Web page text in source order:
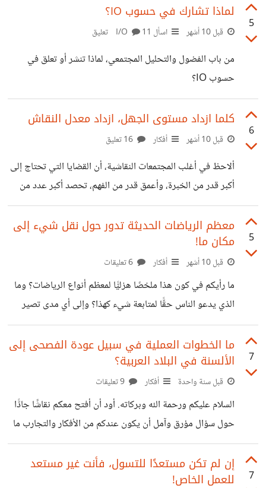
مررت بتجربة سابقة، أو حالية، بأن تعمل في حسوب كمحرّك
للنقاشات؟
5
لماذا تشارك في حسوب IO؟
قبل 10 أشهر اسأل I/O 11 تعليق
من باب الفضول والتحليل المجتمعي، لماذا تنشر أو تعلق في
حسوب IO؟
6
كلما ازداد مستوى الجهل، ازداد معدل النقاش
قبل 10 أشهر أفكار
ألاحظ في أغلب المجتمعات النقاشية، أن القضايا التي تحتاج إلى
أكبر قدر من الخبرة، وأعمق قدر من الفهم، تحصد أكبر عدد من
التعليقات، وكأنها متاحة الفهم والاستيعاب للجميع! ولو أن خبيرًا
دقق في التعليقات ومستوى الجهل والخلل المنطقي في بناء
العبارات هنا وهناك، لرأى الكوارث. هل توافق هذه الفكرة؟
خصوصًا في حسوب إن أردنا التخصيص
5
معظم الرياضات الحديثة تدور حول نقل شيء إلى
مكان ما!
قبل 10 أشهر أفكار
ما رأيكم في كون هذا ملخصًا هزليًّا لمعظم أنواع الرياضات؟ وما
الذي يدعو الناس حقًّا لمتابعة شيء كهذا؟ وإلى أي مدى تصير
الكثير من الأشياء السخيفة، ذات قيمة وهمية في العقول، لمجرد
أن الكثير من الناس يقومون بها
7
ما الخطوات العملية في سبيل عودة الفصحى إلى
الألسنة في البلاد العربية؟
قبل سنة واحدة أفكار
السلام عليكم ورحمة الله وبركاته. أود أن أفتح معكم نقاشًا جادًّا
حول سؤال مؤرق وآمل أن يكون عندكم من الأفكار والتجارب ما
يثريه: ما الخطوات العملية التي يمكننا اتخاذها كأفراد ومجتمعات
من أجل عودة اللغة العربية الفصحى إلى الألسنة في حياتنا
7
إن لم تكن مستعدًا للتسول، فأنت غير مستعد
للعمل الخاص!